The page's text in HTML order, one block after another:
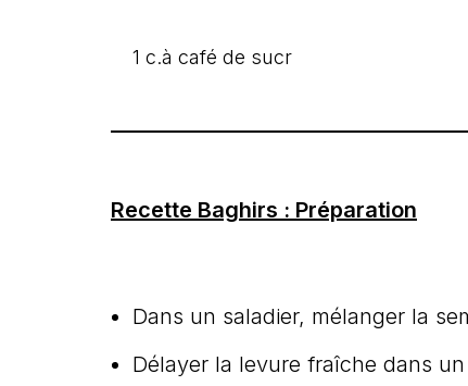
1 c.à café de sucr
Recette Baghirs : Préparation
Dans un saladier, mélanger la
Délayer la levure fraîche dans